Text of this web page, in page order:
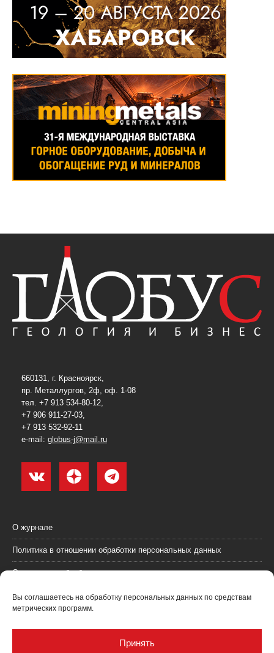
Вы соглашаетесь на обработку персональных данных по средствам
метрических программ.
Принять
660131, г. Красноярск,
пр. Металлургов, 2ф, оф. 1-08
тел. +7 913 534-80-12,
+7 906 911-27-03,
+7 913 532-92-11
e-mail: globus-j@mail.ru
О журнале
Политика в отношении обработки персональных данных
Согласие на обработку персональных данных
Пользовательское соглашение (оферта)